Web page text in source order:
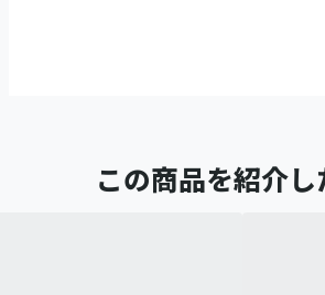
この商品を紹介し